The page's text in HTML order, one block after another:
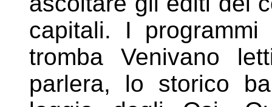
capitali. I
tromba Venivano
parlera, lo storico